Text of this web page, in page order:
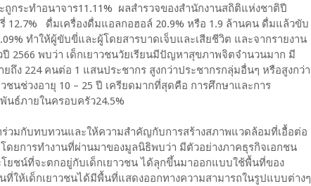
ถูกระทำอนาจาร11.11% ผลสำรวจของสำนักงานสถิติแห่งชาติปี
12.7% ดื่มเครื่องดื่มแอลกอฮอล์ 20.9% หรือ 1.9 ล้านคน ดื่มแล้วขับ
ทำให้ผู้ขับขี่และผู้โดยสารบาดเจ็บและเสียชีวิต และจากรายงาน
2566 พบว่า เด็กเยาวชนวัยเรียนมีปัญหาสุขภาพจิตจำนวนมาก มี
ถึง 224 คนต่อ 1 แสนประชากร สูงกว่าประชากรกลุ่มอื่นๆ หรือสูงกว่า
วชนช่วงอายุ 10 – 25 ปี เครียดมากที่สุดคือ การศึกษาและการ
นธ์ภายในครอบครัว24.5%
วมกับทบทวนและให้ความสำคัญกับการสร้างสภาพแวดล้อมที่เอื้อต่อ
ดยการทำงานที่ผ่านมาของมูลนิธิพบว่า มีตัวอย่างภาคธุรกิจเอกชน
ยชน์ที่จะตกอยู่กับเด็กเยาวชน ได้ลุกขึ้นมาออกแบบใช้พื้นที่ของ
ให้เด็กเยาวชนได้มีพื้นที่แสดงออกทางความสามารถในรูปแบบต่างๆ